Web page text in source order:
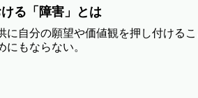
る「障害」とは
に自分の願望や価値観を押し付ける
にもならない。